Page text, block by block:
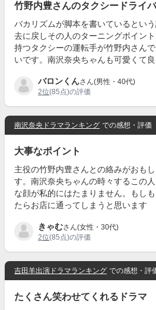
竹野内豊さんのタクシードライ
バカリズムが脚本を書いているとい
去に戻しその人のターニングポイン
持つタクシーの運転手が竹野内さん
いです。南沢奈央ちゃんも可愛くて良
バロンくんさん(男性・40代)
2位(85点)の評価
南沢奈央ドラマランキング での感想・評価
大事なポイント
主役の竹野内豊さんとの絡みがおも
す。南沢奈央ちゃんの時々するこの
な顔が私的にはたまりません。もし
たらお店に通ってしまうと思います
きゃむさん(女性・30代)
2位(85点)の評価
吉田羊出演ドラマランキング での感想・評
たくさん笑わせてくれるドラマ